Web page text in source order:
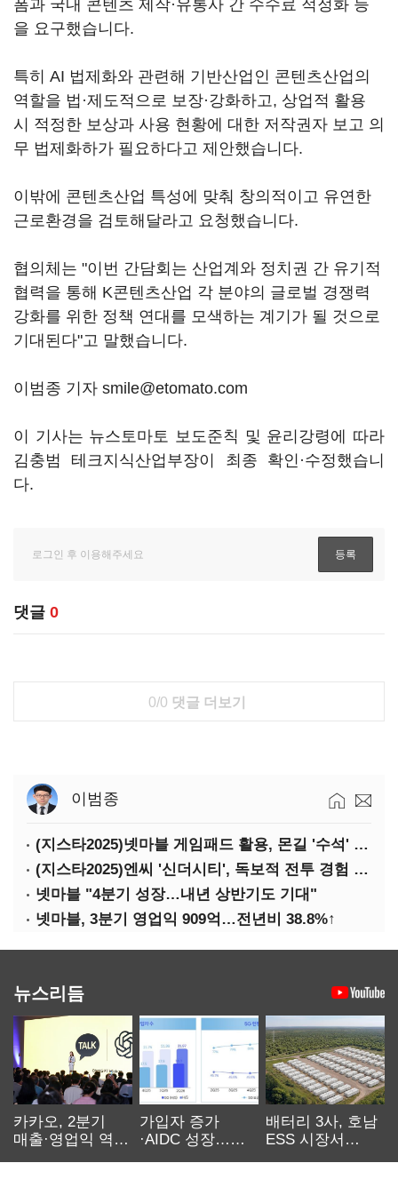
폼과 국내 콘텐츠 제작·유통사 간 수수료 적정화 등
을 요구했습니다.
특히 AI 법제화와 관련해 기반산업인 콘텐츠산업의
역할을 법·제도적으로 보장·강화하고, 상업적 활용
시 적정한 보상과 사용 현황에 대한 저작권자 보고 의
무 법제화하가 필요하다고 제안했습니다.
이밖에 콘텐츠산업 특성에 맞춰 창의적이고 유연한
근로환경을 검토해달라고 요청했습니다.
협의체는 "이번 간담회는 산업계와 정치권 간 유기적
협력을 통해 K콘텐츠산업 각 분야의 글로벌 경쟁력
강화를 위한 정책 연대를 모색하는 계기가 될 것으로
기대된다"고 말했습니다.
이범종 기자 smile@etomato.com
이 기사는 뉴스토마토 보도준칙 및 윤리강령에 따라
김충범 테크지식산업부장이 최종 확인·수정했습니
다.
댓글 0
0/0 댓글 더보기
이범종
(지스타2025)넷마블 게임패드 활용, 몬길 '수석' 7대죄 '차석'
(지스타2025)엔씨 '신더시티', 독보적 전투 경험 필요
넷마블 "4분기 성장…내년 상반기도 기대"
넷마블, 3분기 영업익 909억…전년비 38.8%↑
뉴스리듬
카카오, 2분기
매출·영업익 역대
가입자 증가
·AIDC 성장…
배터리 3사, 호남
ESS 시장서